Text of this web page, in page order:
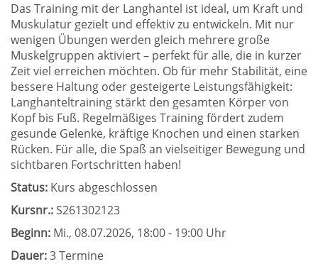
Das Training mit der Langhantel ist ideal, um Kraft und
Muskulatur gezielt und effektiv zu entwickeln. Mit nur
wenigen Übungen werden gleich mehrere große
Muskelgruppen aktiviert – perfekt für alle, die in kurzer
Zeit viel erreichen möchten. Ob für mehr Stabilität, eine
bessere Haltung oder gesteigerte Leistungsfähigkeit:
Langhanteltraining stärkt den gesamten Körper von
Kopf bis Fuß. Regelmäßiges Training fördert zudem
gesunde Gelenke, kräftige Knochen und einen starken
Rücken. Für alle, die Spaß an vielseitiger Bewegung und
sichtbaren Fortschritten haben!
Status: Kurs abgeschlossen
Kursnr.:S261302123
Beginn: Mi., 08.07.2026, 18:00 - 19:00 Uhr
Dauer:3 Termine